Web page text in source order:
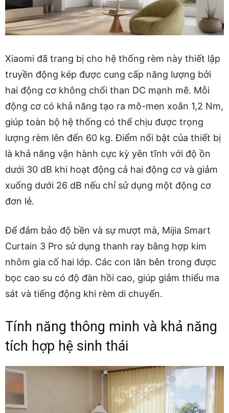
Xiaomi đã trang bị cho hệ thống rèm này thiết lập
truyền động kép được cung cấp năng lượng bởi
hai động cơ không chổi than DC mạnh mẽ. Mỗi
động cơ có khả năng tạo ra mô-men xoắn 1,2 Nm,
giúp toàn bộ hệ thống có thể chịu được trọng
lượng rèm lên đến 60 kg. Điểm nổi bật của thiết bị
là khả năng vận hành cực kỳ yên tĩnh với độ ồn
dưới 30 dB khi hoạt động cả hai động cơ và giảm
xuống dưới 26 dB nếu chỉ sử dụng một động cơ
đơn lẻ.
Để đảm bảo độ bền và sự mượt mà, Mijia Smart
Curtain 3 Pro sử dụng thanh ray bằng hợp kim
nhôm gia cố hai lớp. Các con lăn bên trong được
bọc cao su có độ đàn hồi cao, giúp giảm thiểu ma
sát và tiếng động khi rèm di chuyển.
Tính năng thông minh và khả năng
tích hợp hệ sinh thái